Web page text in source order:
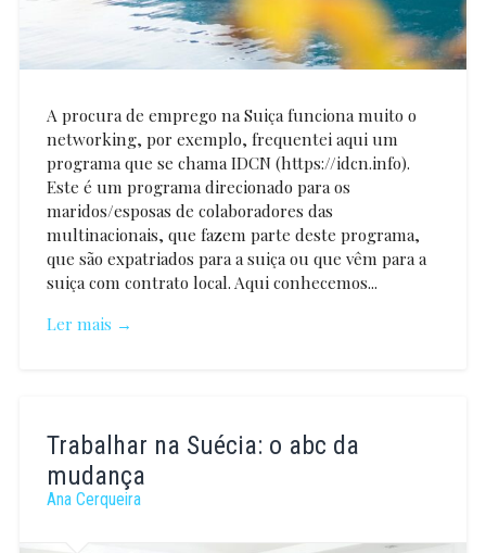
A procura de emprego na Suiça funciona muito o
networking, por exemplo, frequentei aqui um
programa que se chama IDCN (https://idcn.info).
Este é um programa direcionado para os
maridos/esposas de colaboradores das
multinacionais, que fazem parte deste programa,
que são expatriados para a suiça ou que vêm para a
suiça com contrato local. Aqui conhecemos...
Ler mais →
Silva
Trabalhar na Suécia: o abc da
mudança
Ana Cerqueira